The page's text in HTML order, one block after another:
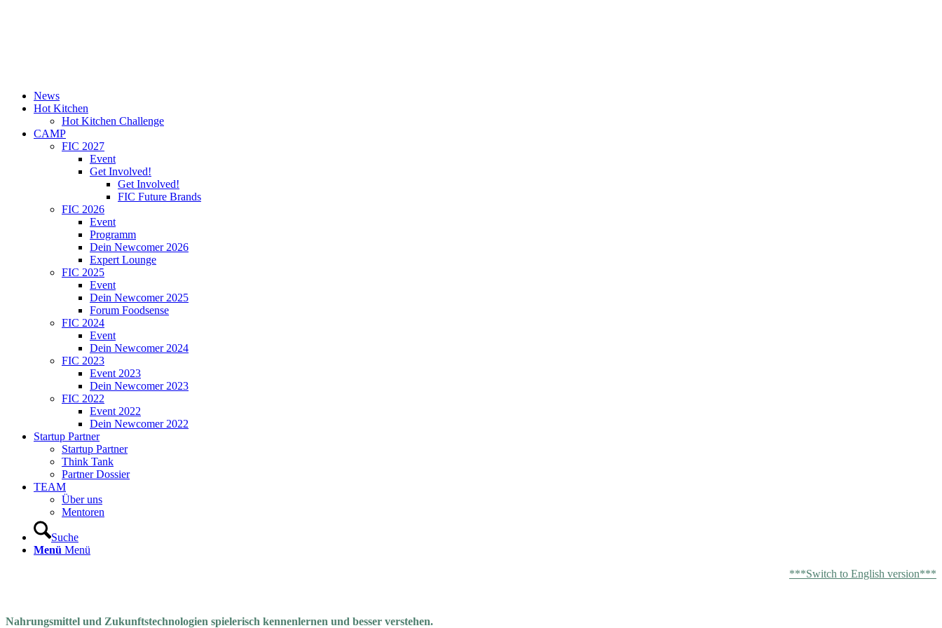
News
Hot Kitchen
Hot Kitchen Challenge
CAMP
FIC 2027
Event
Get Involved!
Get Involved!
FIC Future Brands
FIC 2026
Event
Programm
Dein Newcomer 2026
Expert Lounge
FIC 2025
Event
Dein Newcomer 2025
Forum Foodsense
FIC 2024
Event
Dein Newcomer 2024
FIC 2023
Event 2023
Dein Newcomer 2023
FIC 2022
Event 2022
Dein Newcomer 2022
Startup Partner
Startup Partner
Think Tank
Partner Dossier
TEAM
Über uns
Mentoren
Suche
Menü Menü
***Switch to English version***
Nahrungsmittel und Zukunftstechnologien spielerisch kennenlernen und besser verstehen.